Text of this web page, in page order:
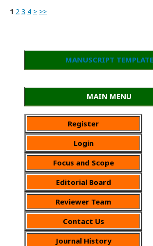
1 2 3 4 > >>
MANUSCRIPT TEMPLATE
MAIN MENU
Register
Login
Focus and Scope
Editorial Board
Reviewer Team
Contact Us
Journal History